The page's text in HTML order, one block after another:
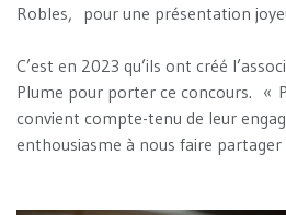
Robles, pour une présentation
C’est en 2023 qu’ils ont créé
Plume pour porter ce concours. «
convient compte-tenu de leur
enthousiasme à nous faire